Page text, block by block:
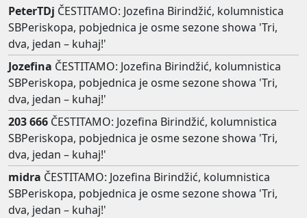
PeterTDj ČESTITAMO: Jozefina Birindžić, kolumnistica
SBPeriskopa, pobjednica je osme sezone showa 'Tri,
dva, jedan – kuhaj!'
Jozefina ČESTITAMO: Jozefina Birindžić, kolumnistica
SBPeriskopa, pobjednica je osme sezone showa 'Tri,
dva, jedan – kuhaj!'
203 666 ČESTITAMO: Jozefina Birindžić, kolumnistica
SBPeriskopa, pobjednica je osme sezone showa 'Tri,
dva, jedan – kuhaj!'
midra ČESTITAMO: Jozefina Birindžić, kolumnistica
SBPeriskopa, pobjednica je osme sezone showa 'Tri,
dva, jedan – kuhaj!'